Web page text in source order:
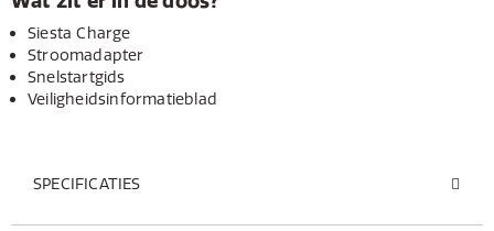
Siesta Charge
Stroomadapter
Snelstartgids
Veiligheidsinformatieblad
SPECIFICATIES